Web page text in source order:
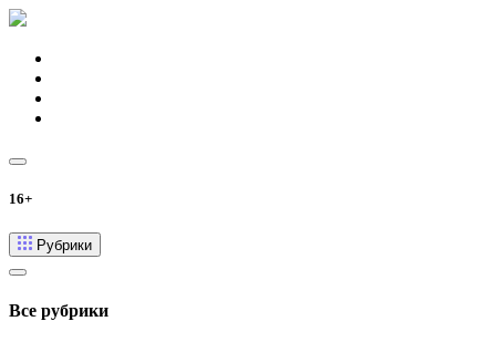
16+
Рубрики
Все рубрики